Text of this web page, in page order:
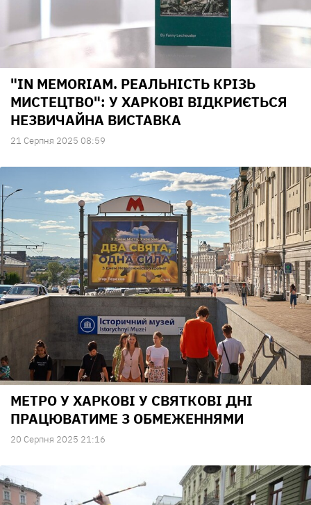
"IN MEMORIAM. РЕАЛЬНІСТЬ КРІЗЬ
МИСТЕЦТВО": У ХАРКОВІ ВІДКРИЄТЬСЯ
НЕЗВИЧАЙНА ВИСТАВКА
21 Серпня 2025 08:59
МЕТРО У ХАРКОВІ У СВЯТКОВІ ДНІ
ПРАЦЮВАТИМЕ З ОБМЕЖЕННЯМИ
20 Серпня 2025 21:16